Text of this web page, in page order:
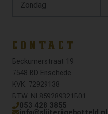
Zondag
CONTACT
Beckumerstraat 19
7548 BD Enschede
KVK: 72929138
BTW: NL859289321B01
053 428 3855
info@slijterijgebotteld.nl